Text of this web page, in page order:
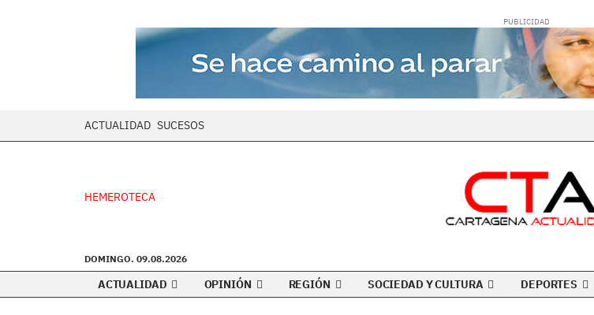
ACTUALIDAD SUCESOS
HEMEROTECA
DOMINGO. 09.08.2026
ACTUALIDAD OPINIÓN REGIÓN SOCIEDAD Y CULTURA DEPORTES